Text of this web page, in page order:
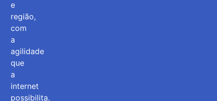
e
região,
com
a
agilidade
que
a
internet
possibilita.